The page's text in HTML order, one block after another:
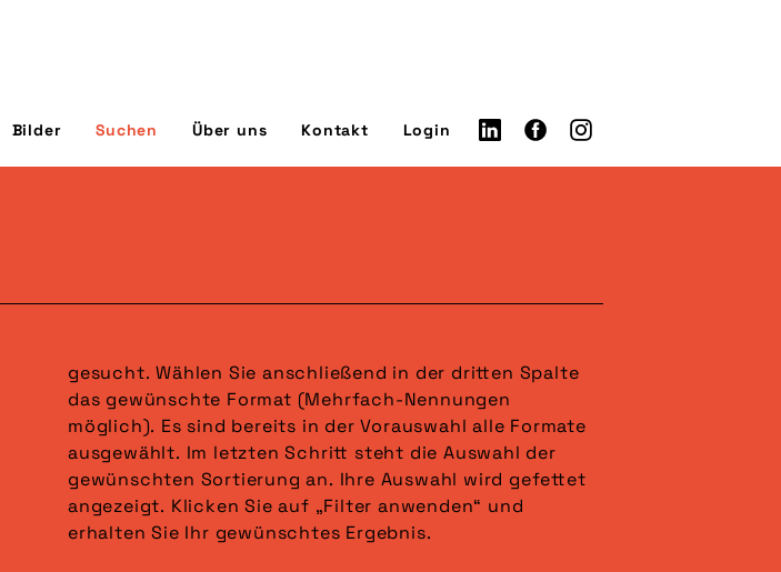
Bilder Suchen Über uns Kontakt Login
erhalten Sie Ihr gewünschtes Ergebnis.